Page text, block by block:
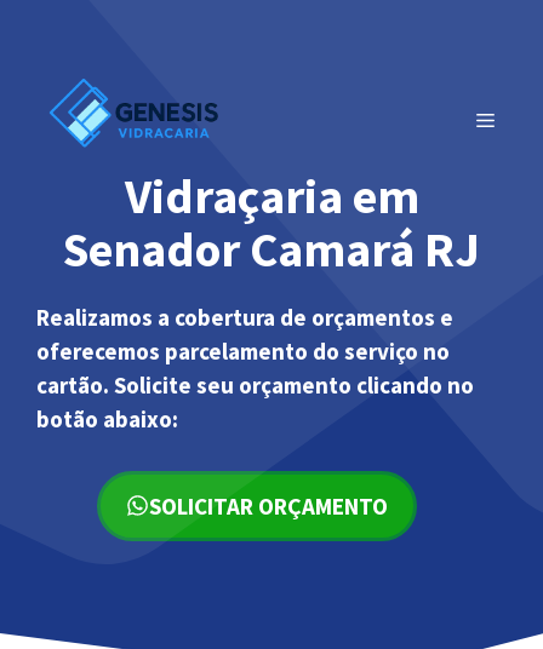
conteúdo
MENU
Vidraçaria em
Senador Camará RJ
Realizamos a cobertura de orçamentos e
oferecemos parcelamento do serviço no
cartão. Solicite seu orçamento clicando no
botão abaixo:
SOLICITAR ORÇAMENTO